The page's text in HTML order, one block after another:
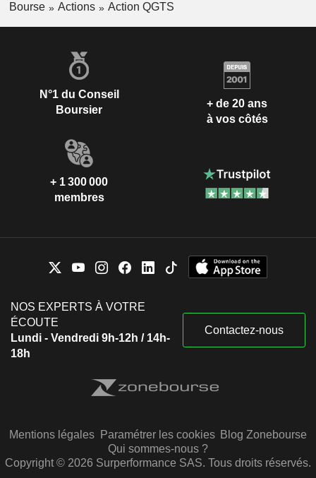
Bourse Actions Action QGTS
N°1 du Conseil
Boursier
+ de 20 ans
à vos côtés
+ 1 300 000
membres
NOS EXPERTS À VOTRE
ÉCOUTE
Lundi - Vendredi 9h-12h / 14h-
18h
Contactez-nous
Mentions légales Paramétrer les cookies Blog Zonebourse
Qui sommes-nous ?
Copyright © 2026 Surperformance SAS. Tous droits réservés.